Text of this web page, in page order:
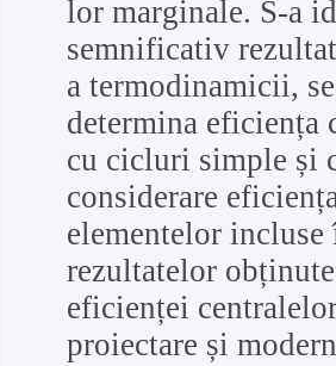
lor marginale. S-a
semnificativ
a termodinamicii,
determina
cu cicluri simple și
considerare
elementelor
rezultatelor
eficienței
proiectare și